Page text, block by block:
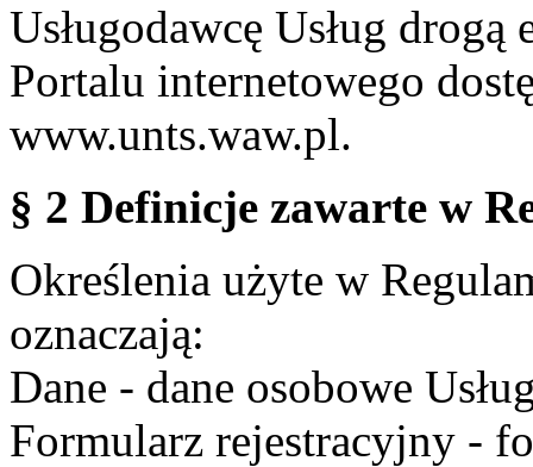
Usługodawcę Usług
Portalu internetowego
www.unts.waw.pl.
§ 2 Definicje zawarte w
Określenia użyte w
oznaczają:
Dane - dane osobowe
Formularz rejestracyjny -